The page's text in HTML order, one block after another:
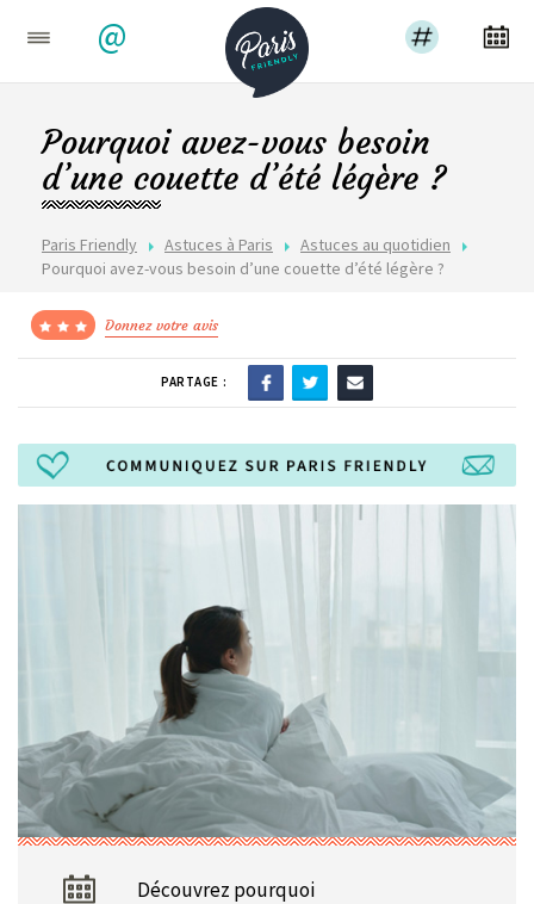
@
Paris Friendly Astuces à Paris
Astuces au quotidien
Pourquoi avez-vous besoin d’une couette d’été légère ?
Pourquoi avez-vous besoin
d’une couette d’été légère ?
Donnez votre avis
PARTAGE :
Découvrez pourquoi